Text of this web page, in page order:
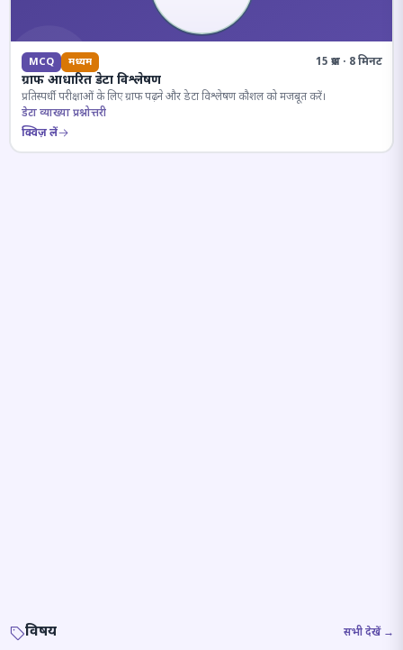
MCQ मध्यम 15 प्रश्न · 8 मिनट
ग्राफ आधारित डेटा विश्लेषण
प्रतिस्पर्धी परीक्षाओं के लिए ग्राफ पढ़ने और डेटा विश्लेषण कौशल को मजबूत करें।
डेटा व्याख्या प्रश्नोत्तरी
क्विज़ लें
विषय सभी देखें →